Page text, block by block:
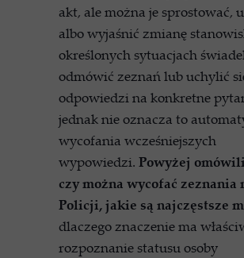
akt, ale można je sprostować,
albo wyjaśnić zmianę
określonych sytuacjach
odmówić zeznań lub uchylić
odpowiedzi na konkretne
jednak nie oznacza to
wycofania wcześniejszych
wypowiedzi. Powyżej
czy można wycofać zeznania
Policji, jakie są najczęstsze
dlaczego znaczenie ma
rozpoznanie statusu osoby